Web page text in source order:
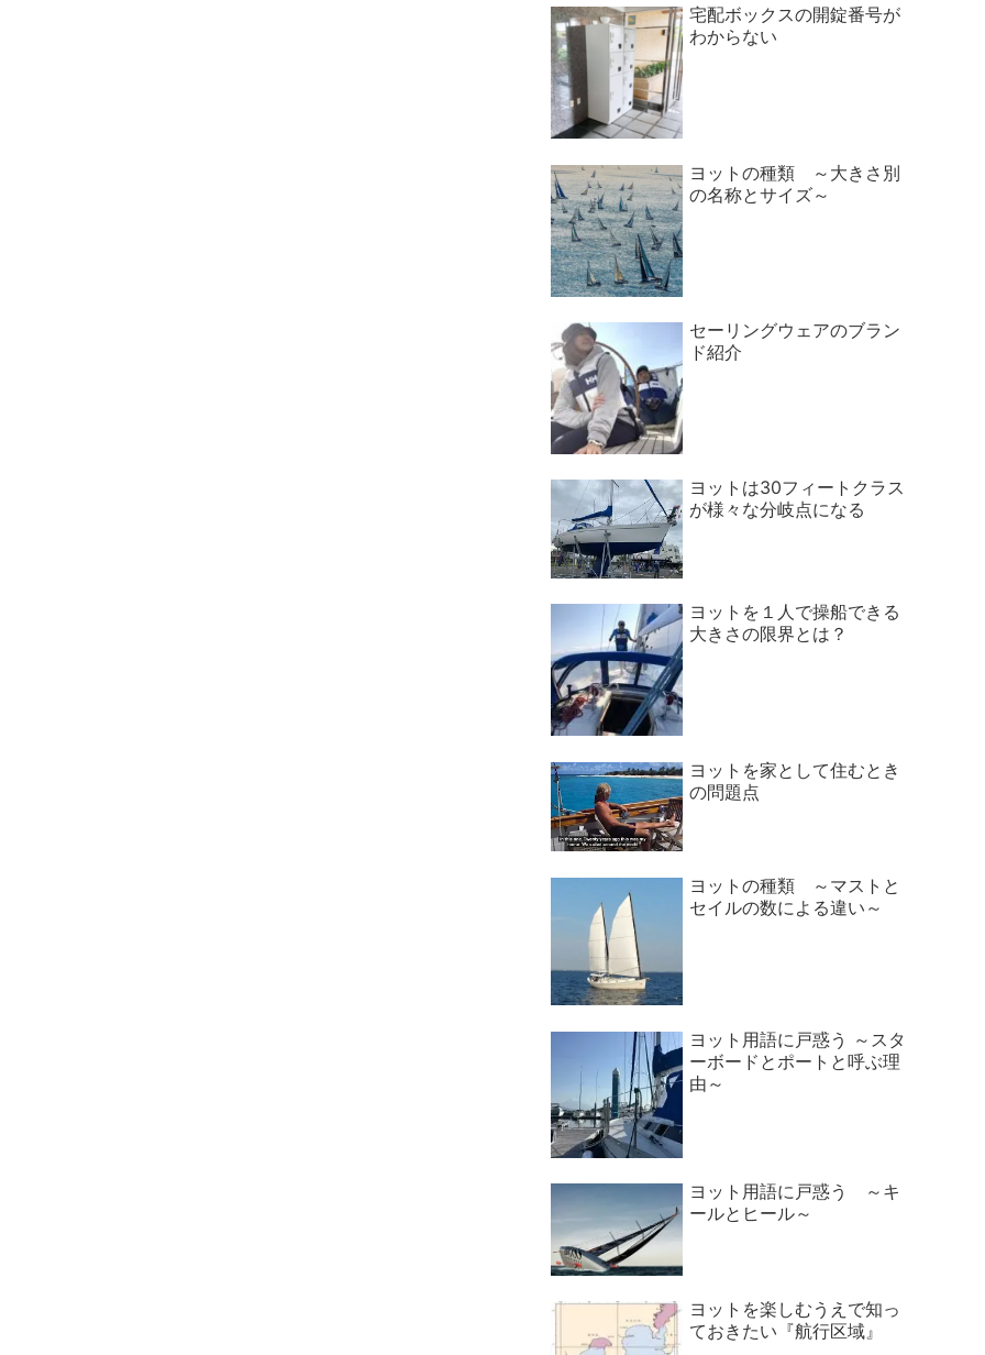
宅配ボックスの開錠番号が
わからない
ヨットの種類 ～大きさ別
の名称とサイズ～
セーリングウェアのブラン
ド紹介
ヨットは30フィートクラス
が様々な分岐点になる
ヨットを１人で操船できる
大きさの限界とは？
ヨットを家として住むとき
の問題点
ヨットの種類 ～マストと
セイルの数による違い～
ヨット用語に戸惑う ～スタ
ーボードとポートと呼ぶ理
由～
ヨット用語に戸惑う ～キ
ールとヒール～
ヨットを楽しむうえで知っ
ておきたい『航行区域』